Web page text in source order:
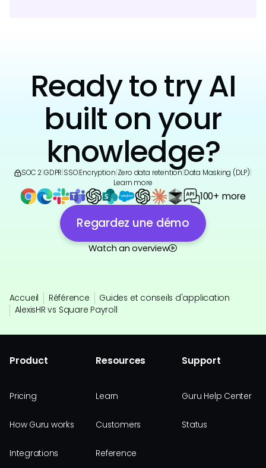
Ready to try AI
built on your
knowledge?
SOC 2 GDPR SSO|Encryption Zero data retention Data Masking (DLP)
Learn more
100+ more
Regardez une démo
Watch an overview
Accueil Référence
Guides et conseils d'application
AlexisHR vs Square Payroll
Product
Pricing
How Guru works
Integrations
Resources
Learn
Customers
Reference
Support
Guru Help Center
Status